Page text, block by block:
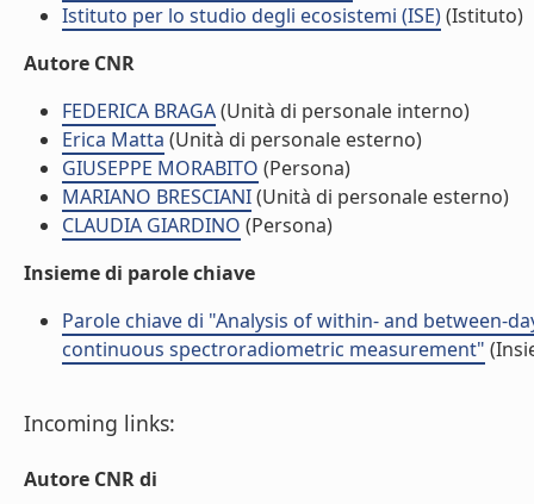
Istituto per lo studio degli ecosistemi (ISE)(Istituto)
Autore CNR
FEDERICA BRAGA(Unità di personale interno)
Erica Matta (Unità di personale esterno)
GIUSEPPE MORABITO (Persona)
MARIANO BRESCIANI(Unità di personale esterno)
CLAUDIA GIARDINO (Persona)
Insieme di parole chiave
Parole chiave di "Analysis of within- and between-
continuous spectroradiometric measurement"
Incoming links:
Autore CNR di